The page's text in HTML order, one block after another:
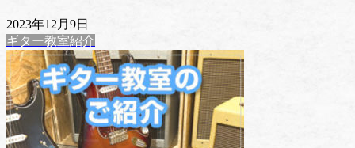
2023年12月9日
ギター教室紹介